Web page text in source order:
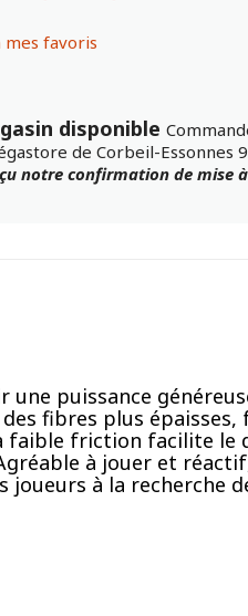
mes favoris
disponible
de Corbeil-Essonnes
notre confirmation de mise
puissance
fibres plus
faible friction facilite le
à jouer et
à la recherche